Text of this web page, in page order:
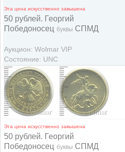
Эта цена искусственно завышена
50 рублей. Георгий
Победоносец буквы СПМД
Аукцион: Wolmar VIP
Состояние: UNC
Эта цена искусственно завышена
50 рублей. Георгий
Победоносец буквы СПМД